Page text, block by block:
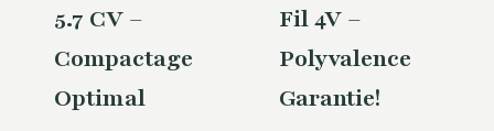
5.7 CV –
Compactage
Optimal
Fil 4V –
Polyvalence
Garantie!